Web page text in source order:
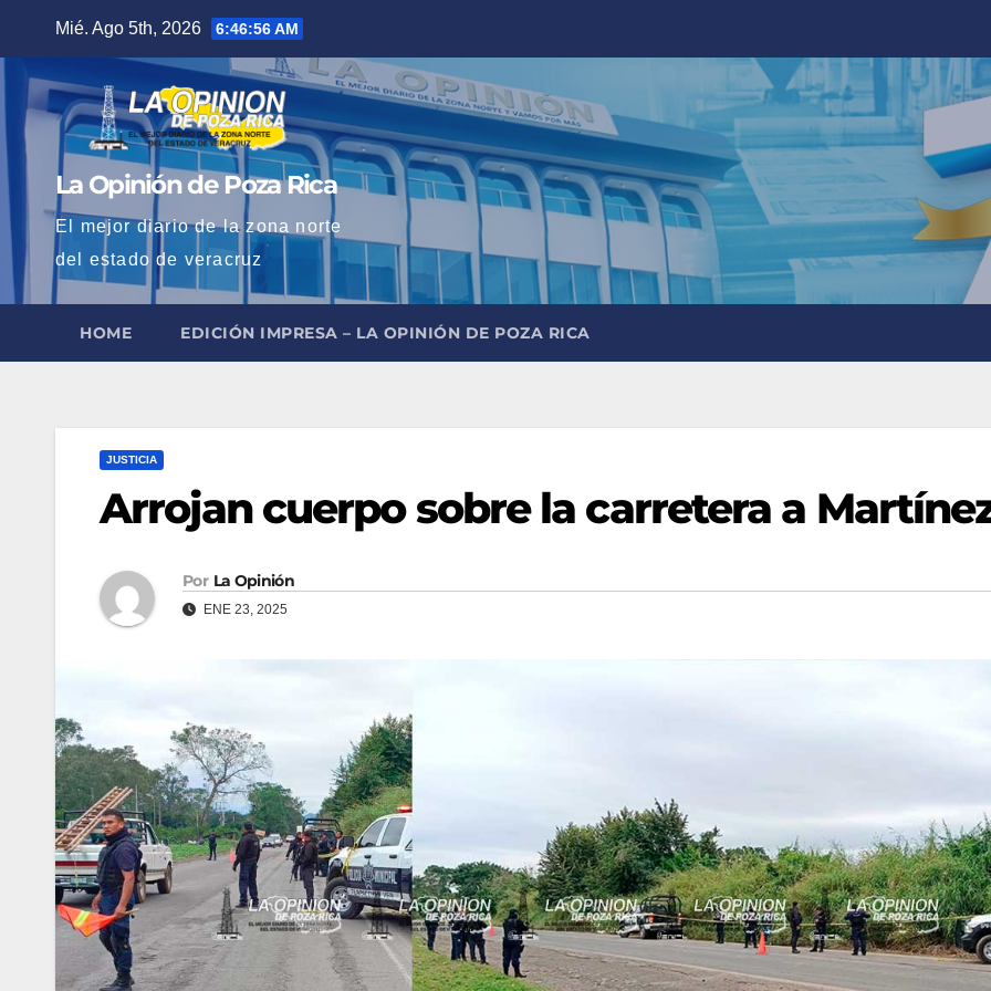
contenido
Mié. Ago 5th, 2026 6:46:57 AM
La Opinión de Poza Rica
El mejor diario de la zona norte
del estado de veracruz
HOME EDICIÓN IMPRESA – LA OPINIÓN DE POZA RICA
JUSTICIA
Arrojan cuerpo sobre la carretera a
Por La Opinión
ENE 23, 2025